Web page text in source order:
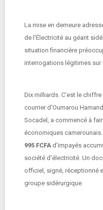
La mise en demeure
de l'Électricité au géant
situation financière
interrogations légitimes
Dix milliards. C'est le
courrier d'Oumarou
Socadel, a commencé à
économiques
995 FCFA d'impayés
société d'électricité. Un
officiel, signé, réceptionné
groupe sidérurgique.